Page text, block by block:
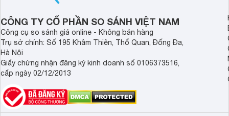
CÔNG TY CỔ PHẦN SO SÁNH VIỆT NAM
Công cụ so sánh giá online - Không bán hàng
Trụ sở chính: Số 195 Khâm Thiên, Thổ Quan, Đống Đa,
Hà Nội
Giấy chứng nhận đăng ký kinh doanh số 0106373516,
cấp ngày 02/12/2013